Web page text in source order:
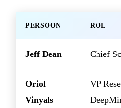
PERSOON ROL
Jeff Dean Chief
Oriol
Vinyals
VP